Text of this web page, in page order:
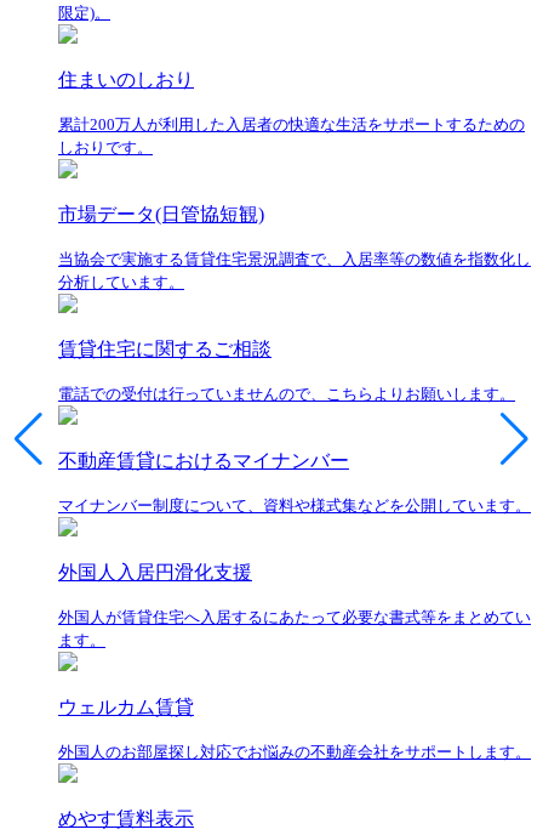
限定)。
住まいのしおり
累計200万人が利用した入居者の快適な生活をサポートするための
しおりです。
市場データ(日管協短観)
当協会で実施する賃貸住宅景況調査で、入居率等の数値を指数化し
分析しています。
賃貸住宅に関するご相談
電話での受付は行っていませんので、こちらよりお願いします。
不動産賃貸におけるマイナンバー
マイナンバー制度について、資料や様式集などを公開しています。
外国人入居円滑化支援
外国人が賃貸住宅へ入居するにあたって必要な書式等をまとめてい
ます。
ウェルカム賃貸
外国人のお部屋探し対応でお悩みの不動産会社をサポートします。
めやす賃料表示